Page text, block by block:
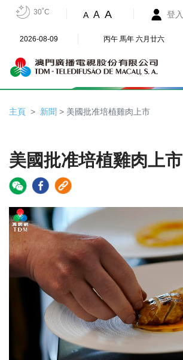
30˚C A A A 登入
2026-08-09 丙午 馬年 六月廿六
主頁 新聞 > 美國批准培植雞肉上市
美國批准培植雞肉上市